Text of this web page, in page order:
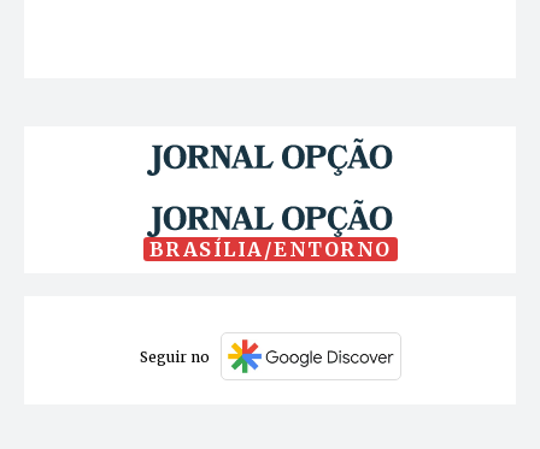
BRASÍLIA/ENTORNO
Seguir no